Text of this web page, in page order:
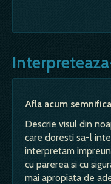
Afla acum
Descrie visul din
care doresti sa-l
interpretam
cu parerea si cu
mai apropiata de